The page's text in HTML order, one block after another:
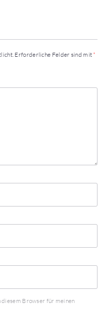
Erforderliche Felder sind mit *
Browser für meinen